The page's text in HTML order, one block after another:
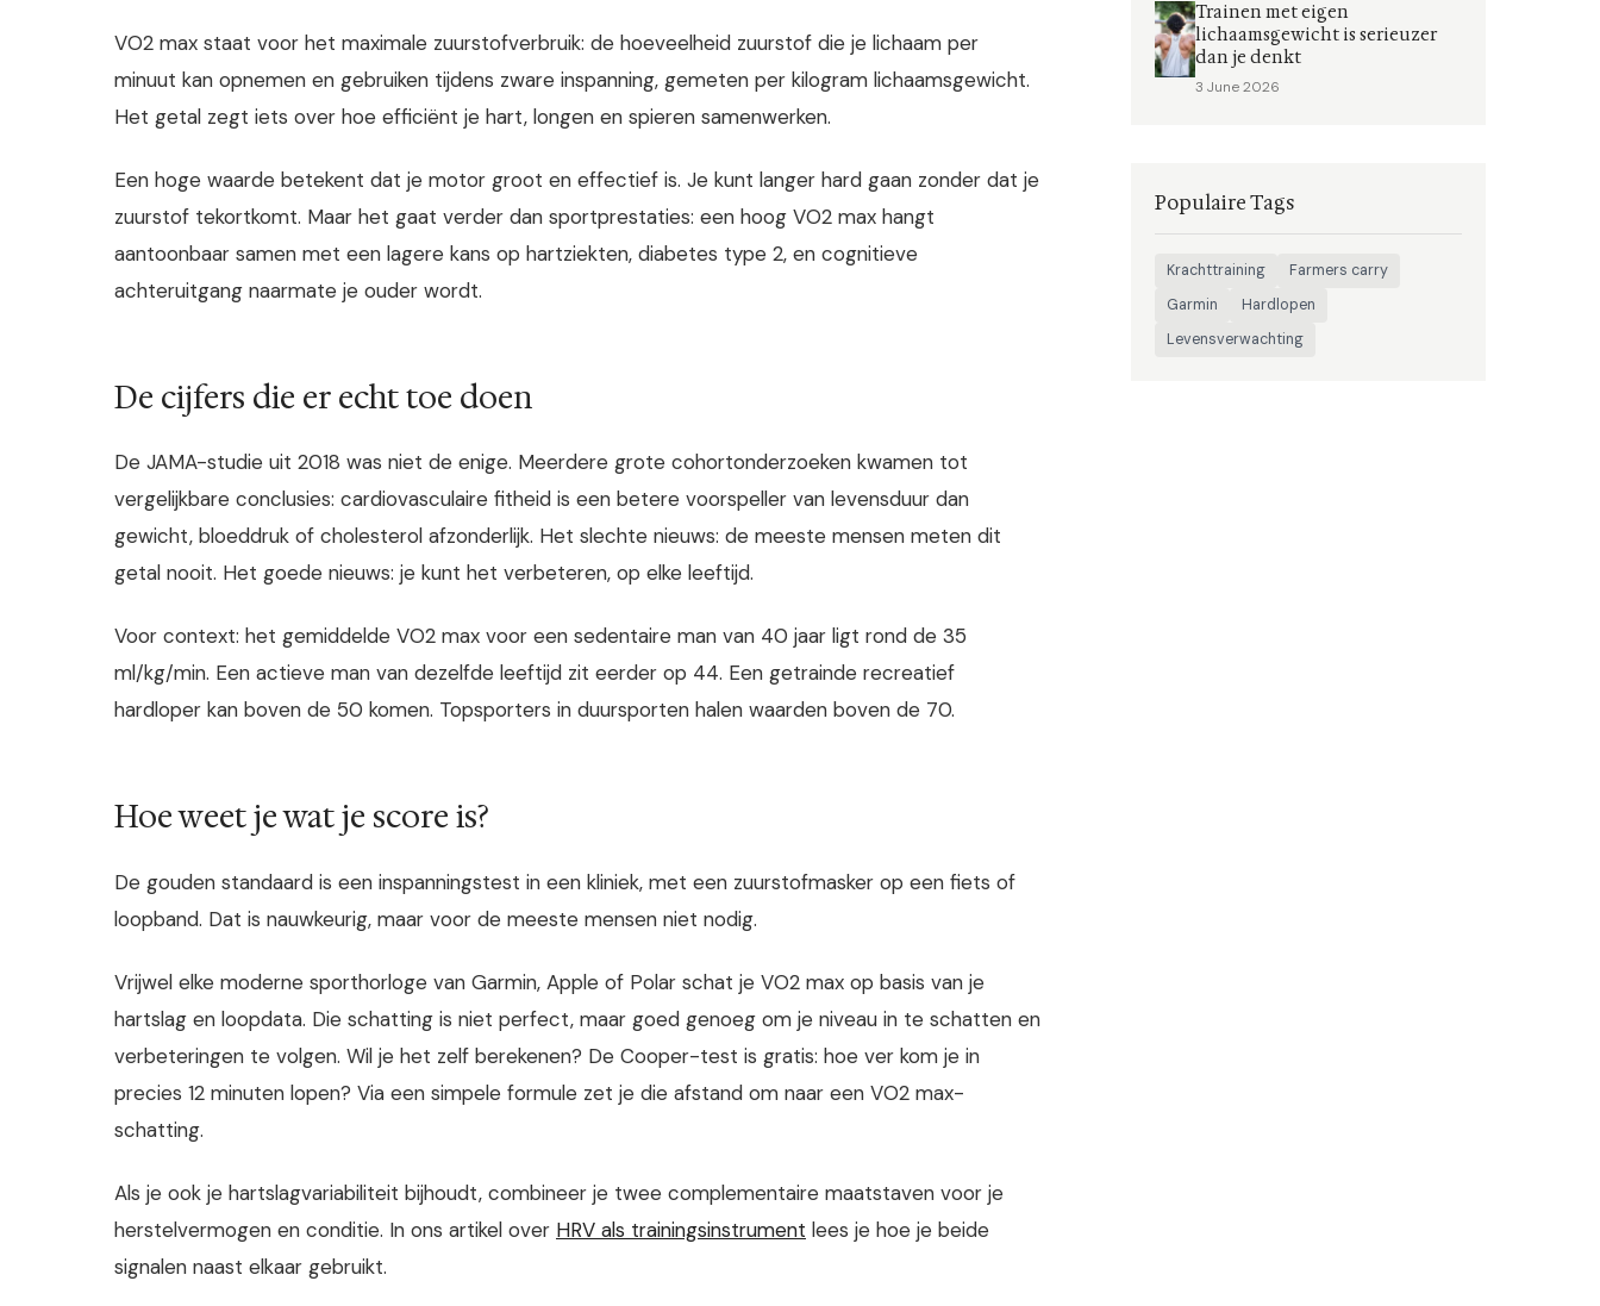
VO2 max staat voor het maximale zuurstofverbruik: de hoeveelheid zuurstof die je lichaam per
minuut kan opnemen en gebruiken tijdens zware inspanning, gemeten per kilogram lichaamsgewicht.
Het getal zegt iets over hoe efficiënt je hart, longen en spieren samenwerken.
Een hoge waarde betekent dat je motor groot en effectief is. Je kunt langer hard gaan zonder dat je
zuurstof tekortkomt. Maar het gaat verder dan sportprestaties: een hoog VO2 max hangt
aantoonbaar samen met een lagere kans op hartziekten, diabetes type 2, en cognitieve
achteruitgang naarmate je ouder wordt.
De cijfers die er echt toe doen
De JAMA-studie uit 2018 was niet de enige. Meerdere grote cohortonderzoeken kwamen tot
vergelijkbare conclusies: cardiovasculaire fitheid is een betere voorspeller van levensduur dan
gewicht, bloeddruk of cholesterol afzonderlijk. Het slechte nieuws: de meeste mensen meten dit
getal nooit. Het goede nieuws: je kunt het verbeteren, op elke leeftijd.
Voor context: het gemiddelde VO2 max voor een sedentaire man van 40 jaar ligt rond de 35
ml/kg/min. Een actieve man van dezelfde leeftijd zit eerder op 44. Een getrainde recreatief
hardloper kan boven de 50 komen. Topsporters in duursporten halen waarden boven de 70.
Hoe weet je wat je score is?
De gouden standaard is een inspanningstest in een kliniek, met een zuurstofmasker op een fiets of
loopband. Dat is nauwkeurig, maar voor de meeste mensen niet nodig.
Vrijwel elke moderne sporthorloge van Garmin, Apple of Polar schat je VO2 max op basis van je
hartslag en loopdata. Die schatting is niet perfect, maar goed genoeg om je niveau in te schatten en
verbeteringen te volgen. Wil je het zelf berekenen? De Cooper-test is gratis: hoe ver kom je in
precies 12 minuten lopen? Via een simpele formule zet je die afstand om naar een VO2 max-
schatting.
Als je ook je hartslagvariabiliteit bijhoudt, combineer je twee complementaire maatstaven voor je
herstelvermogen en conditie. In ons artikel over HRV als trainingsinstrument lees je hoe je beide
signalen naast elkaar gebruikt.
Trainen met eigen
lichaamsgewicht is serieuzer
dan je denkt
3 June 2026
Populaire Tags
Krachttraining
Farmers carry
Garmin
Hardlopen
Levensverwachting